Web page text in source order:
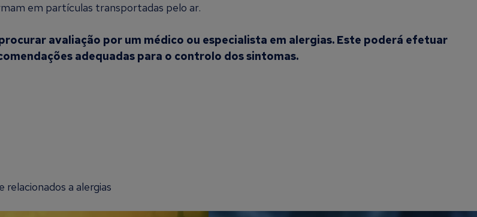
em partículas transportadas pelo ar.
avaliação por um médico ou especialista em alergias. Este poderá efetuar
adequadas para o controlo dos sintomas.
a alergias